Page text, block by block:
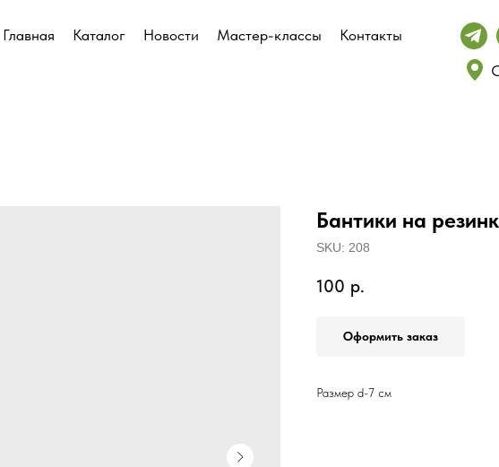
Главная Каталог Новости Мастер-классы Контакты
Главная Каталог Новости Мастер-классы Контакты
Бантики на
SKU: 208
100 р.
Оформить заказ
Размер d-7 см